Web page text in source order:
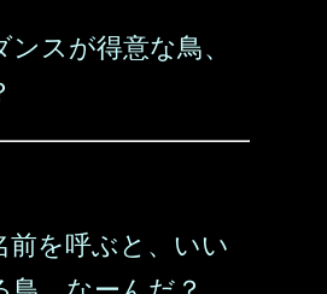
スが得意な鳥、
前を呼ぶと、いい